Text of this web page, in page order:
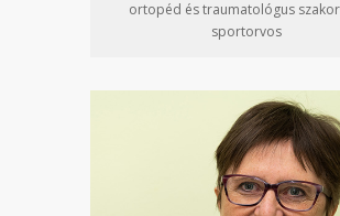
ortopéd és traumatológus
sportorvos